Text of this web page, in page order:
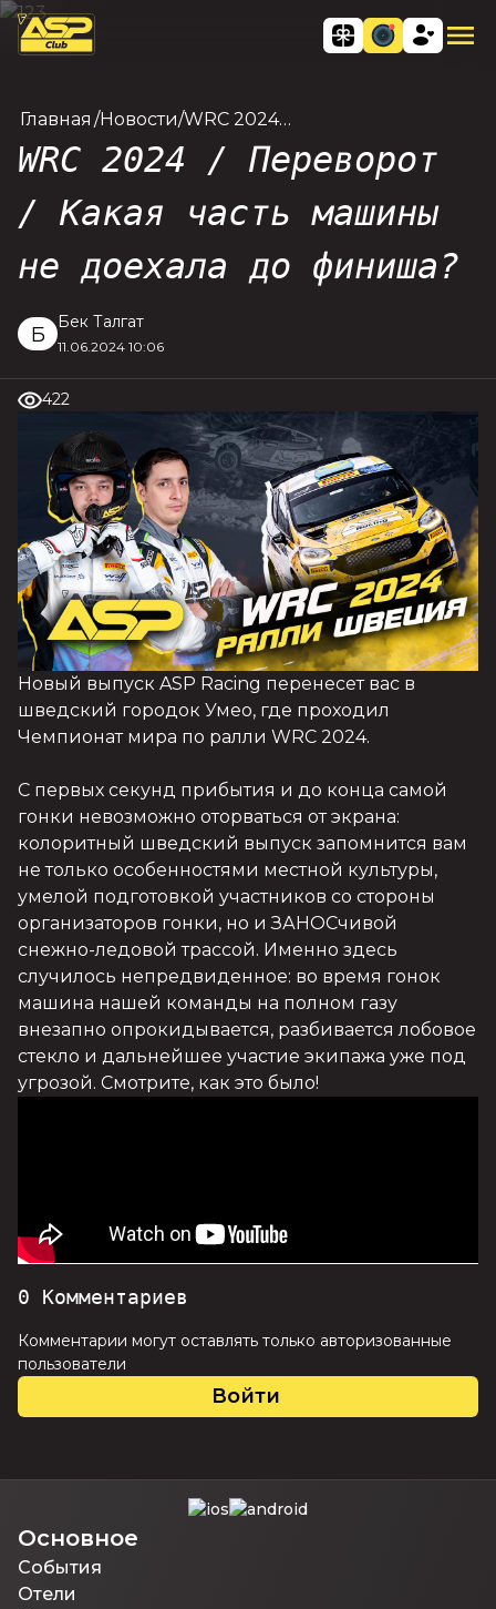
Главная /Новости/WRC 2024 /
Переворот
/ Какая
машины не
финиша?
WRC 2024 / Переворот
/ Какая часть машины
не доехала до финиша?
Б
Бек Талгат
11.06.2024 10:06
422
Новый выпуск ASP Racing перенесет вас в
шведский городок Умео, где проходил
Чемпионат мира по ралли WRC 2024.
С первых секунд прибытия и до конца самой
гонки невозможно оторваться от экрана:
колоритный шведский выпуск запомнится вам
не только особенностями местной культуры,
умелой подготовкой участников со стороны
организаторов гонки, но и ЗАНОСчивой
снежно-ледовой трассой. Именно здесь
случилось непредвиденное: во время гонок
машина нашей команды на полном газу
внезапно опрокидывается, разбивается лобовое
стекло и дальнейшее участие экипажа уже под
угрозой. Смотрите, как это было!
0 Комментариев
Комментарии могут оставлять только авторизованные
пользователи
Войти
Основное
События
Отели